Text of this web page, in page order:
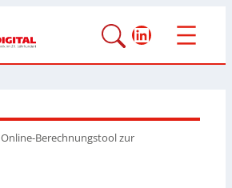
LinkedIn
Online-Berechnungstool zur